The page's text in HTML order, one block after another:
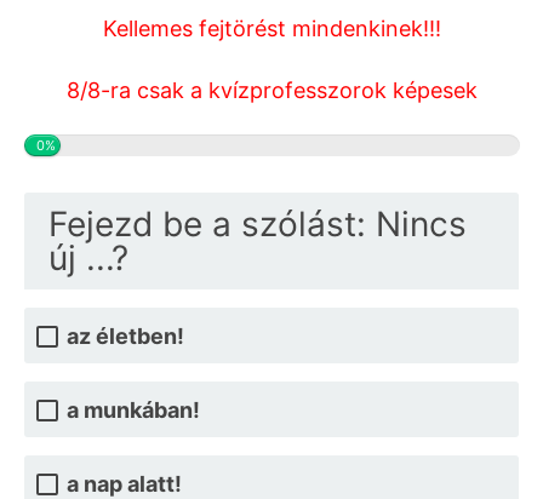
Kellemes fejtörést mindenkinek!!!
8/8-ra csak a kvízprofesszorok képesek
0%
Fejezd be a szólást: Nincs
új ...?
az életben!
a munkában!
a nap alatt!